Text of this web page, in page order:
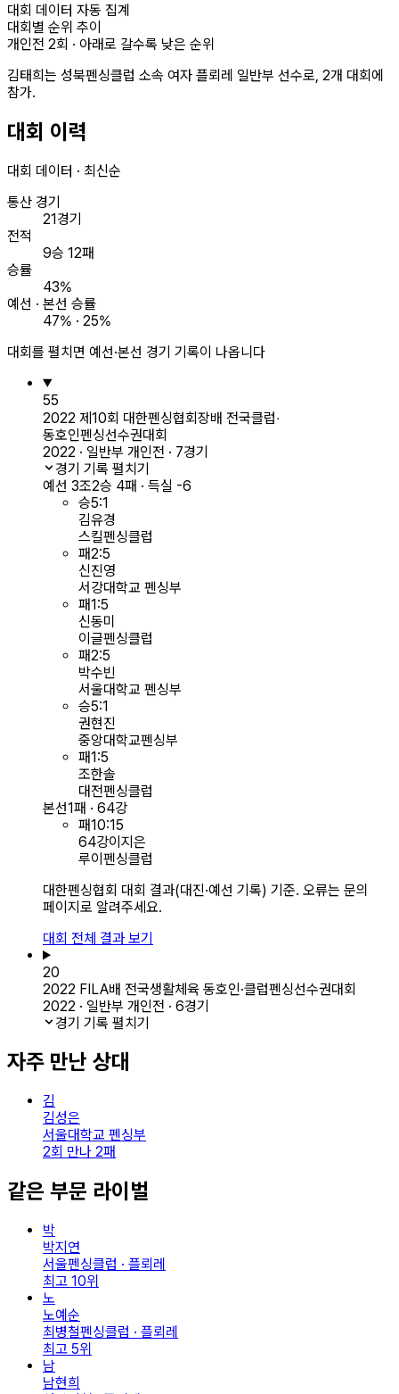
대회 데이터 자동 집계
대회별 순위 추이
개인전 2회 · 아래로 갈수록 낮은 순위
김태희는 성북펜싱클럽 소속 여자 플뢰레 일반부 선수로, 2개 대회에
참가.
대회 이력
대회 데이터 · 최신순
통산 경기
21경기
전적
9승 12패
승률
43%
예선 · 본선 승률
47% · 25%
대회를 펼치면 예선·본선 경기 기록이 나옵니다
55
2022 제10회 대한펜싱협회장배 전국클럽‧
동호인펜싱선수권대회
2022 · 일반부 개인전 · 7경기
경기 기록 펼치기
예선 3조2승 4패 · 득실 -6
승5:1
김유경
스킬펜싱클럽
패2:5
신진영
서강대학교 펜싱부
패1:5
신동미
이글펜싱클럽
패2:5
박수빈
서울대학교 펜싱부
승5:1
권현진
중앙대학교펜싱부
패1:5
조한솔
대전펜싱클럽
본선1패 · 64강
패10:15
64강이지은
루이펜싱클럽
대한펜싱협회 대회 결과(대진·예선 기록) 기준. 오류는 문의
페이지로 알려주세요.
대회 전체 결과 보기
20
2022 FILA배 전국생활체육 동호인·클럽펜싱선수권대회
2022 · 일반부 개인전 · 6경기
경기 기록 펼치기
자주 만난 상대
김
김성은
서울대학교 펜싱부
2회 만나 2패
같은 부문 라이벌
박
박지연
서울펜싱클럽 · 플뢰레
최고 10위
노
노예순
최병철펜싱클럽 · 플뢰레
최고 5위
남
남현희